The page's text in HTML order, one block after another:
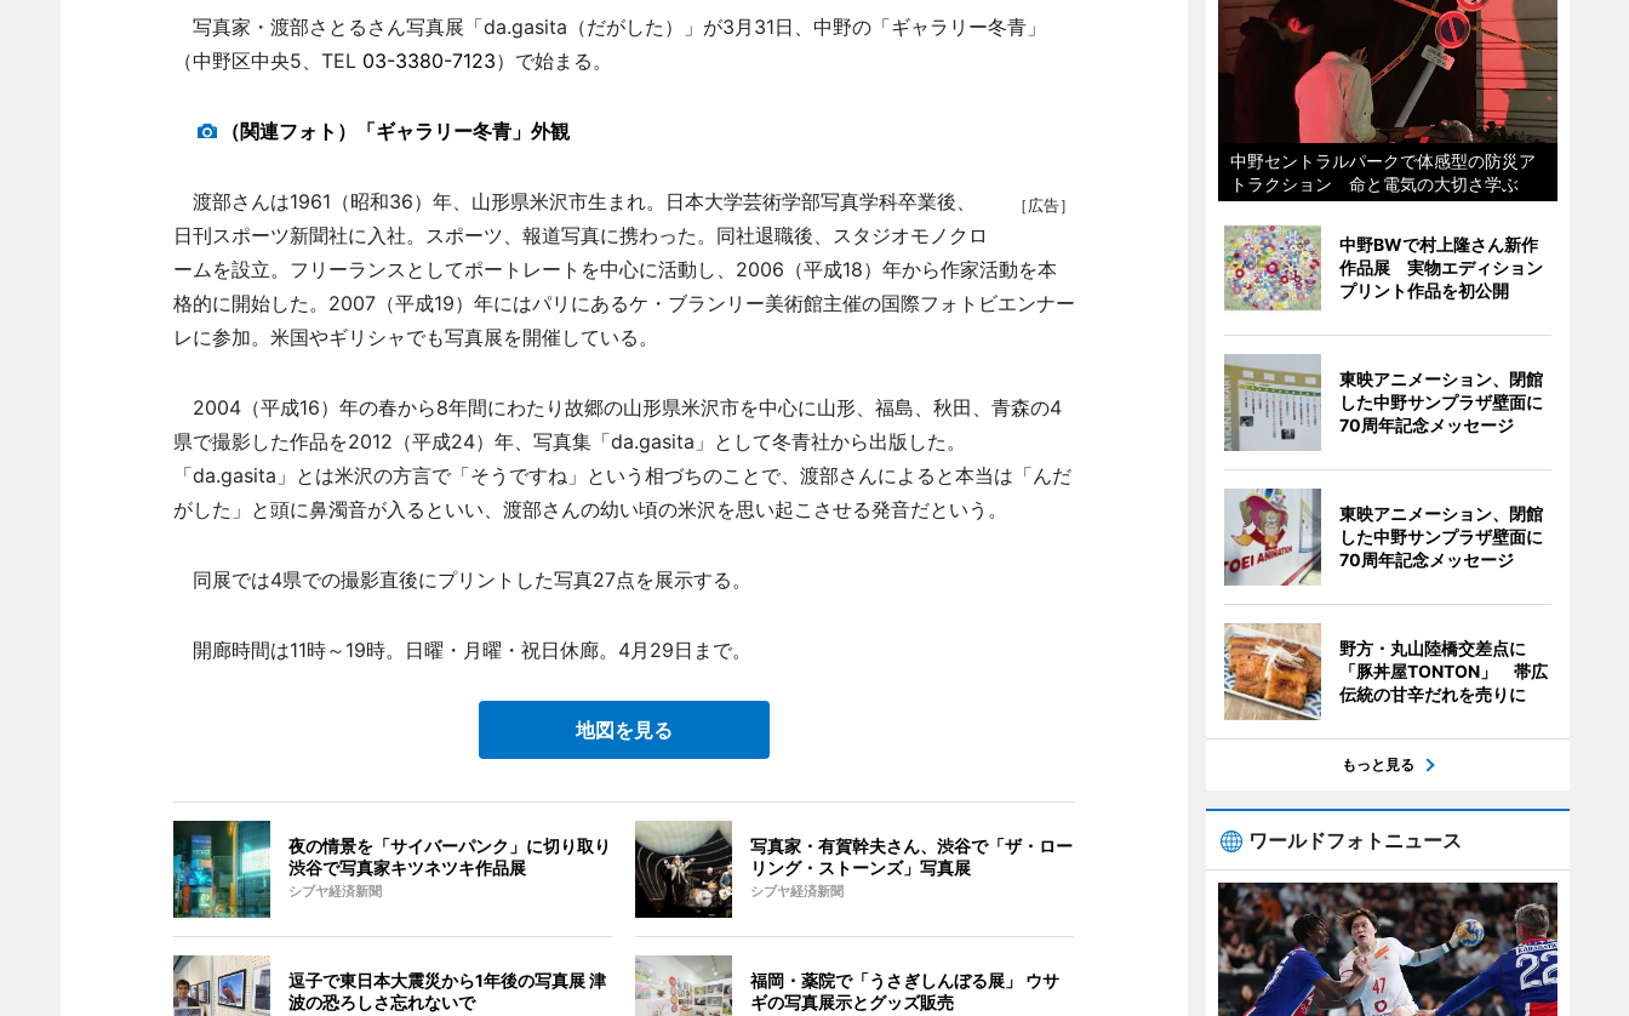
写真家・渡部さとるさん写真展「da.gasita（だがした）」が3月31日、中野の「ギャラリー冬青」
（中野区中央5、TEL 03-3380-7123）で始まる。
（関連フォト）「ギャラリー冬青」外観
［広告］
渡部さんは1961（昭和36）年、山形県米沢市生まれ。日本大学芸術学部写真学科卒業後、
日刊スポーツ新聞社に入社。スポーツ、報道写真に携わった。同社退職後、スタジオモノクロ
ームを設立。フリーランスとしてポートレートを中心に活動し、2006（平成18）年から作家活動を本
格的に開始した。2007（平成19）年にはパリにあるケ・ブランリー美術館主催の国際フォトビエンナー
レに参加。米国やギリシャでも写真展を開催している。
2004（平成16）年の春から8年間にわたり故郷の山形県米沢市を中心に山形、福島、秋田、青森の4
県で撮影した作品を2012（平成24）年、写真集「da.gasita」として冬青社から出版した。
「da.gasita」とは米沢の方言で「そうですね」という相づちのことで、渡部さんによると本当は「んだ
がした」と頭に鼻濁音が入るといい、渡部さんの幼い頃の米沢を思い起こさせる発音だという。
同展では4県での撮影直後にプリントした写真27点を展示する。
開廊時間は11時～19時。日曜・月曜・祝日休廊。4月29日まで。
地図を見る
夜の情景を「サイバーパンク」に切り取り
渋谷で写真家キツネツキ作品展
シブヤ経済新聞
写真家・有賀幹夫さん、渋谷で「ザ・ロー
リング・ストーンズ」写真展
シブヤ経済新聞
逗子で東日本大震災から1年後の写真展 津
波の恐ろしさ忘れないで
福岡・薬院で「うさぎしんぼる展」 ウサ
ギの写真展示とグッズ販売
中野セントラルパークで体感型の防災ア
トラクション 命と電気の大切さ学ぶ
中野BWで村上隆さん新作
作品展 実物エディション
プリント作品を初公開
東映アニメーション、閉館
した中野サンプラザ壁面に
70周年記念メッセージ
東映アニメーション、閉館
した中野サンプラザ壁面に
70周年記念メッセージ
野方・丸山陸橋交差点に
「豚丼屋TONTON」 帯広
伝統の甘辛だれを売りに
もっと見る
ワールドフォトニュース